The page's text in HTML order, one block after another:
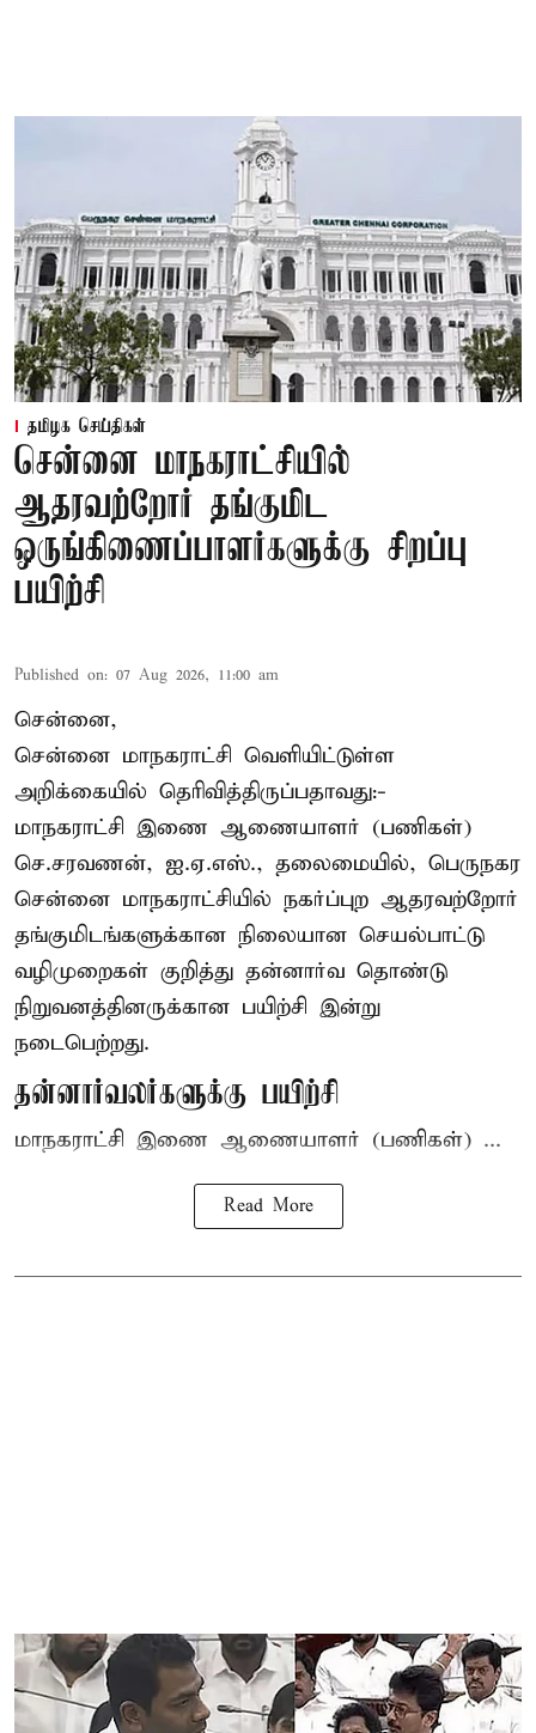
தமிழக செய்திகள்
சென்னை மாநகராட்சியில்
ஆதரவற்றோர் தங்குமிட
ஒருங்கிணைப்பாளர்களுக்கு சிறப்பு
பயிற்சி
Published on: 07 Aug 2026, 11:00 am
சென்னை,
சென்னை மாநகராட்சி வெளியிட்டுள்ள
அறிக்கையில் தெரிவித்திருப்பதாவது:-
மாநகராட்சி இணை ஆணையாளர் (பணிகள்)
செ.சரவணன், ஐ.ஏ.எஸ்., தலைமையில், பெருநகர
சென்னை மாநகராட்சியில் நகர்ப்புற ஆதரவற்றோர்
தங்குமிடங்களுக்கான நிலையான செயல்பாட்டு
வழிமுறைகள் குறித்து தன்னார்வ தொண்டு
நிறுவனத்தினருக்கான பயிற்சி இன்று
நடைபெற்றது.
தன்னார்வலர்களுக்கு பயிற்சி
மாநகராட்சி இணை ஆணையாளர் (பணிகள்) ...
Read More